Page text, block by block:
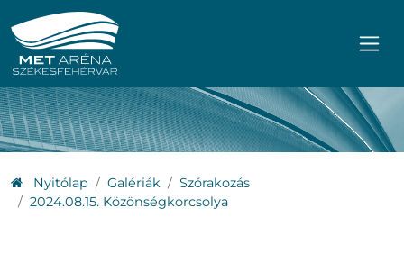
Ugrás a főmenühöz
Ugrás a tartalomhoz
Nyitólap Galériák
Szórakozás
2024.08.15. Közönségkorcsolya